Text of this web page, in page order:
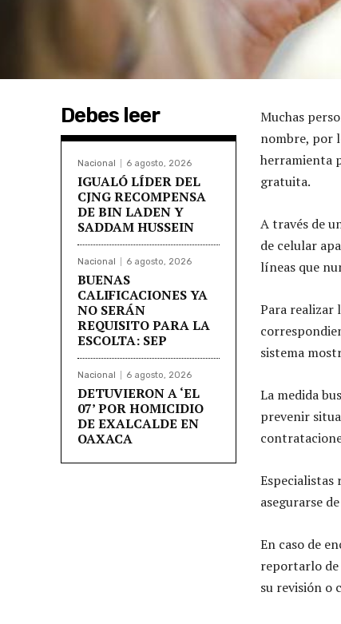
Debes leer
Nacional 6 agosto, 2026
IGUALÓ LÍDER DEL
CJNG RECOMPENSA
DE BIN LADEN Y
SADDAM HUSSEIN
Nacional 6 agosto, 2026
BUENAS
CALIFICACIONES YA
NO SERÁN
REQUISITO PARA LA
ESCOLTA: SEP
Nacional 6 agosto, 2026
DETUVIERON A ‘EL
07’ POR HOMICIDIO
DE EXALCALDE EN
OAXACA
Muchas
nombre, por
herramienta
gratuita.
A través de
de celular
líneas que
Para realizar
sistema
La medida
prevenir
asegurarse
En caso de
reportarlo
su revisión o